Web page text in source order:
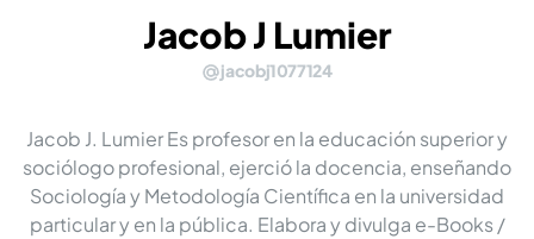
Jacob J Lumier
jacobj1077124
Jacob J. Lumier Es profesor en la educación superior y
sociólogo profesional, ejerció la docencia, enseñando
Sociología y Metodología Científica en la universidad
particular y en la pública. Elabora y divulga e-Books /